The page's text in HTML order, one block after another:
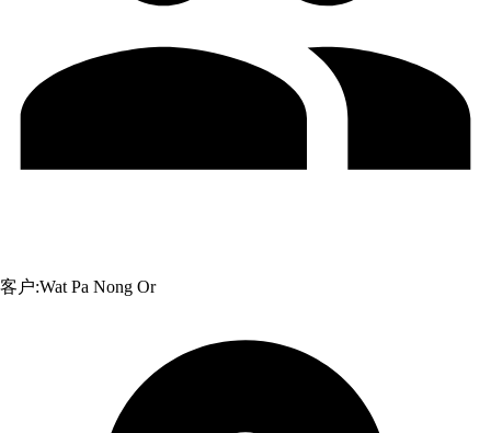
客户:Wat Pa Nong Or